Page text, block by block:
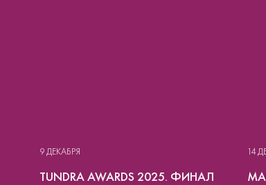
9 ДЕКАБРЯ
TUNDRA AWARDS 2025. ФИНАЛ
14